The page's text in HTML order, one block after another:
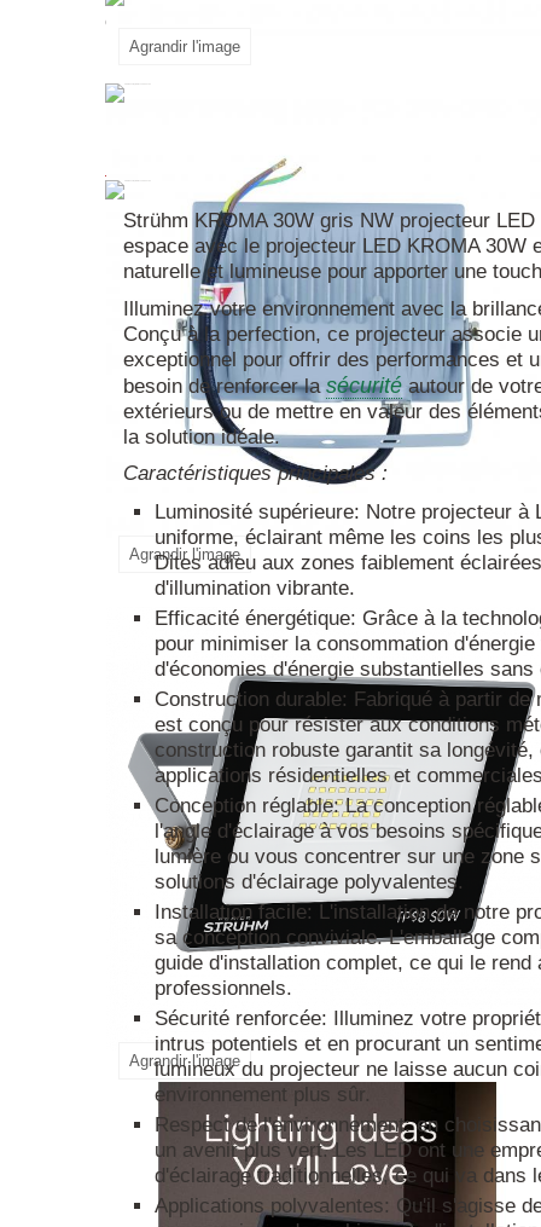
Agrandir l'image
Agrandir l'image
Agrandir l'image
commerciales. La conception réglable vous
problème, grâce à sa conception conviviale.
Strühm KROMA 30W gris NW projecteur
espace avec le projecteur LED KROMA 30W
naturelle et lumineuse pour apporter une
Illuminez votre environnement avec la
Conçu à la perfection, ce projecteur associe
exceptionnel pour offrir des performances et
besoin de renforcer la sécurité autour de
extérieurs ou de mettre en valeur des
la solution idéale.
Caractéristiques principales :
Luminosité supérieure: Notre projecteur
uniforme, éclairant même les coins les
Dites adieu aux zones faiblement
d'illumination vibrante.
Efficacité énergétique: Grâce à la
pour minimiser la consommation
d'économies d'énergie substantielles
Construction durable: Fabriqué à partir
est conçu pour résister aux conditions
construction robuste garantit sa
applications résidentielles et
Conception réglable: La conception
l'angle d'éclairage à vos besoins
lumière ou vous concentrer sur une zone
solutions d'éclairage polyvalentes.
Installation facile: L'installation de notre
sa conception conviviale. L'emballage
guide d'installation complet, ce qui le
professionnels.
Sécurité renforcée: Illuminez votre
intrus potentiels et en procurant un
lumineux du projecteur ne laisse aucun
environnement plus sûr.
Respect de l'environnement: en
un avenir plus vert. Les LED ont une
d'éclairage traditionnelles, ce qui va dans
Applications polyvalentes: Qu'il s'agisse